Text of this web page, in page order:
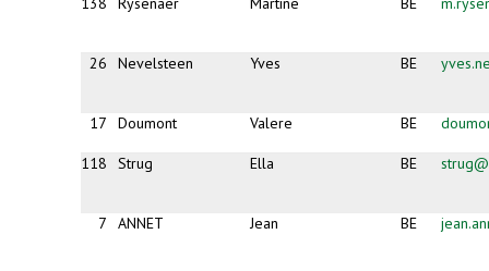
26 Nevelsteen Yves BE
17 Doumont Valere BE
118 Strug Ella BE
7 ANNET Jean BE